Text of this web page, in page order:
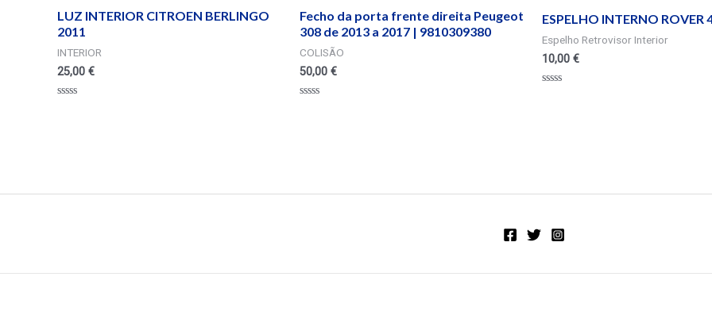
LUZ INTERIOR CITROEN BERLINGO
2011
INTERIOR
25,00 €
Fecho da porta frente direita Peugeot
308 de 2013 a 2017 | 9810309380
COLISÃO
50,00 €
ESPELHO INTERNO ROVER
Espelho Retrovisor Interior
10,00 €